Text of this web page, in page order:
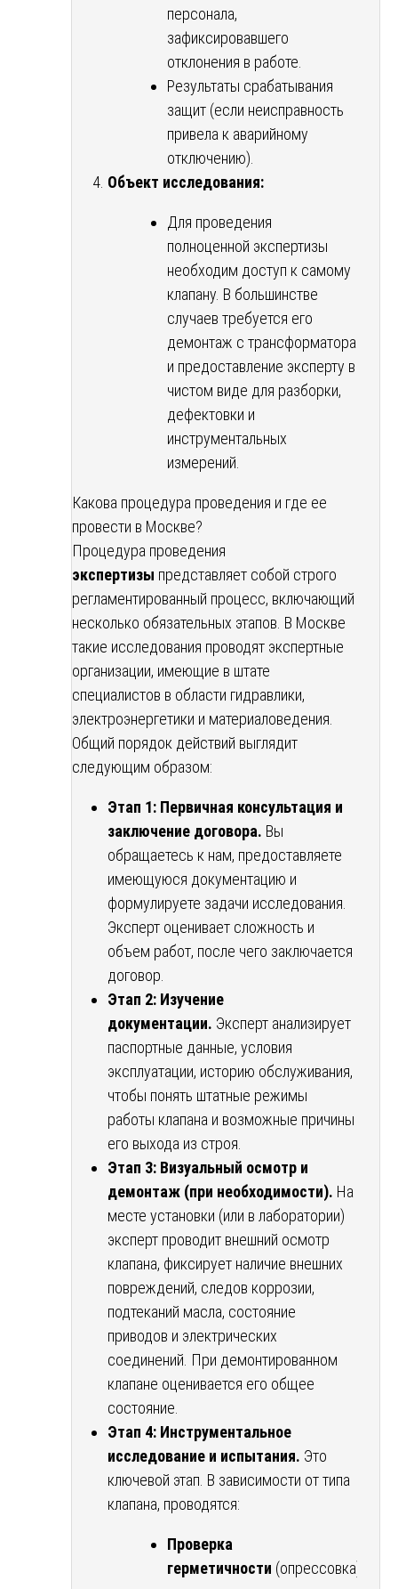
персонала,
зафиксировавшего
отклонения в работе.
Результаты срабатывания
защит (если неисправность
привела к аварийному
отключению).
Объект исследования:
Для проведения
полноценной экспертизы
необходим доступ к самому
клапану. В большинстве
случаев требуется его
демонтаж с трансформатора
и предоставление эксперту в
чистом виде для разборки,
дефектовки и
инструментальных
измерений.
Какова процедура проведения и где ее
провести в Москве?
Процедура проведения
экспертизы представляет собой строго
регламентированный процесс, включающий
несколько обязательных этапов. В Москве
такие исследования проводят экспертные
организации, имеющие в штате
специалистов в области гидравлики,
электроэнергетики и материаловедения.
Общий порядок действий выглядит
следующим образом:
Этап 1: Первичная консультация и
заключение договора. Вы
обращаетесь к нам, предоставляете
имеющуюся документацию и
формулируете задачи исследования.
Эксперт оценивает сложность и
объем работ, после чего заключается
договор.
Этап 2: Изучение
документации. Эксперт анализирует
паспортные данные, условия
эксплуатации, историю обслуживания,
чтобы понять штатные режимы
работы клапана и возможные причины
его выхода из строя.
Этап 3: Визуальный осмотр и
демонтаж (при необходимости). На
месте установки (или в лаборатории)
эксперт проводит внешний осмотр
клапана, фиксирует наличие внешних
повреждений, следов коррозии,
подтеканий масла, состояние
приводов и электрических
соединений. При демонтированном
клапане оценивается его общее
состояние.
Этап 4: Инструментальное
исследование и испытания. Это
ключевой этап. В зависимости от типа
клапана, проводятся:
Проверка
герметичности (опрессовка)